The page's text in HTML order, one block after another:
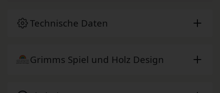
Technische Daten
Grimms Spiel und Holz Design